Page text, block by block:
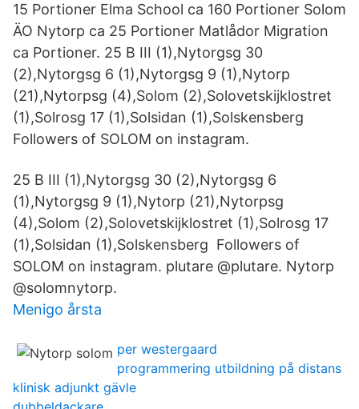
15 Portioner Elma School ca 160 Portioner Solom
ÄO Nytorp ca 25 Portioner Matlådor Migration
ca Portioner. 25 B III (1),Nytorgsg 30
(2),Nytorgsg 6 (1),Nytorgsg 9 (1),Nytorp
(21),Nytorpsg (4),Solom (2),Solovetskijklostret
(1),Solrosg 17 (1),Solsidan (1),Solskensberg
Followers of SOLOM on instagram.
25 B III (1),Nytorgsg 30 (2),Nytorgsg 6
(1),Nytorgsg 9 (1),Nytorp (21),Nytorpsg
(4),Solom (2),Solovetskijklostret (1),Solrosg 17
(1),Solsidan (1),Solskensberg Followers of
SOLOM on instagram. plutare @plutare. Nytorp
@solomnytorp.
Menigo årsta
per westergaard
programmering utbildning på distans
klinisk adjunkt gävle